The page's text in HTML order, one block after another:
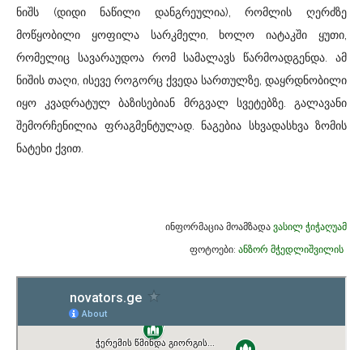
ნიშს (დიდი ნაწილი დანგრეულია), რომლის ღერძზე
მოწყობილი ყოფილა სარკმელი, ხოლო იატაკში ყუთი,
რომელიც სავარაუდოა რომ სამალავს წარმოადგენდა. ამ
ნიშის თაღი, ისევე როგორც ქვედა სართულზე, დაყრდნობილი
იყო კვადრატულ ბაზისებიან მრგვალ სვეტებზე. გალავანი
შემორჩენილია ფრაგმენტულად. ნაგებია სხვადასხვა ზომის
ნატეხი ქვით.
ინფორმაცია მოამზადა ვასილ ჭიჭაღუამ
ფოტოები: ანზორ მჭედლიშვილის